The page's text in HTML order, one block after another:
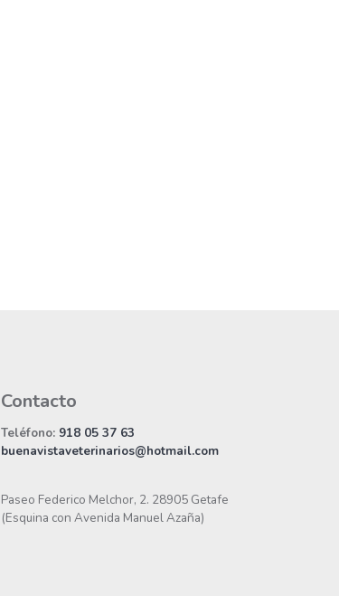
Contacto
Teléfono: 918 05 37 63
buenavistaveterinarios@hotmail.com
Paseo Federico Melchor, 2. 28905 Getafe
(Esquina con Avenida Manuel Azaña)